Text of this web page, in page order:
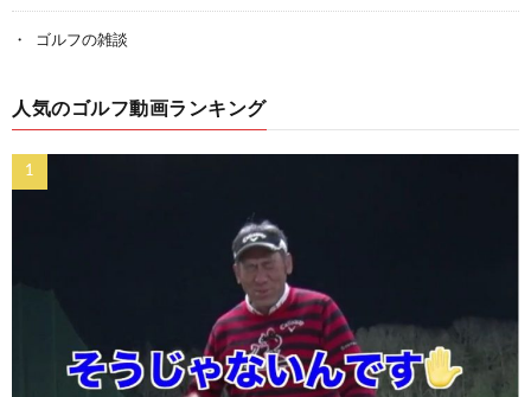
ゴルフの雑談
人気のゴルフ動画ランキング